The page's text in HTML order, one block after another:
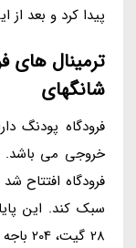
پیدا کرد و بعد از
ترمینال های
شانگهای
فرودگاه پودنگ
فرودگاه افتتاح